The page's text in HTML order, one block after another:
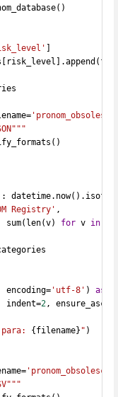
:
Registry' ,
sum(len(v) for v in
encoding= 'utf-8' ) as
indent=
2,
{filename} " )